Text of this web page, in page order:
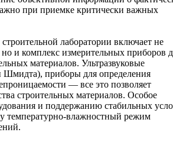
при приемке критически важных
лаборатории включает не
и комплекс измерительных приборов
материалов. Ультразвуковые
Шмидта), приборы для определения
— все это позволяет
строительных материалов. Особое
и поддержанию стабильных
температурно-влажностный режим